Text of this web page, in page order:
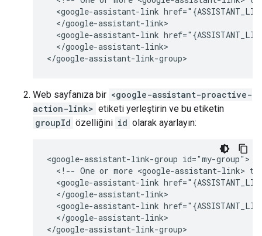
<google-assistant-link
  </google-assistant-link>
<google-assistant-link
  </google-assistant-link>
Web sayfanıza bir <google-assistant-proactive-
action-link> etiketi yerleştirin ve bu etiketin
groupId özelliğini id olarak ayarlayın:
<google-assistant-link-group id="my-group">
<!-- One or more <google-assistant-link>
<google-assistant-link
  </google-assistant-link>
<google-assistant-link
  </google-assistant-link>
</google-assistant-link-group>